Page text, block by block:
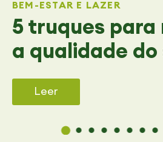
5 truques para
a qualidade do
BEM-ESTAR E LAZER
Leer